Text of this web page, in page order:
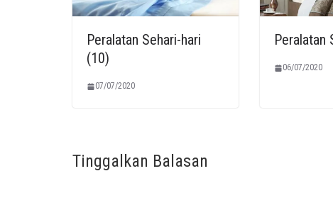
Peralatan Sehari-hari
(10)
07/07/2020
Peralatan
06/07/2020
Tinggalkan Balasan